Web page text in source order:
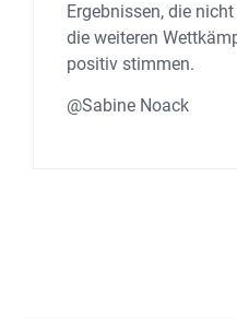
Ergebnissen, die
die weiteren
positiv stimmen.
@Sabine Noack